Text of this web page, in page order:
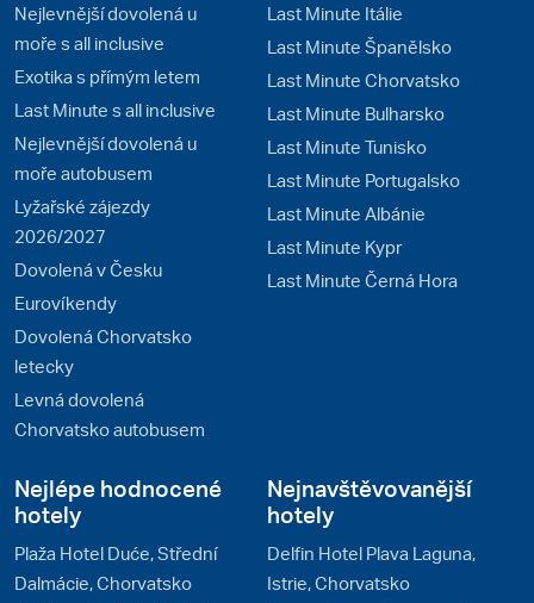
Nejlevnější dovolená u
moře s all inclusive
Exotika s přímým letem
Last Minute s all inclusive
Nejlevnější dovolená u
moře autobusem
Lyžařské zájezdy
2026/2027
Dovolená v Česku
Eurovíkendy
Dovolená Chorvatsko
letecky
Levná dovolená
Chorvatsko autobusem
Last Minute Itálie
Last Minute Španělsko
Last Minute Chorvatsko
Last Minute Bulharsko
Last Minute Tunisko
Last Minute Portugalsko
Last Minute Albánie
Last Minute Kypr
Last Minute Černá Hora
Nejlépe hodnocené
hotely
Plaža Hotel Duće, Střední
Dalmácie, Chorvatsko
Nejnavštěvovanější
hotely
Delfin Hotel Plava Laguna,
Istrie, Chorvatsko